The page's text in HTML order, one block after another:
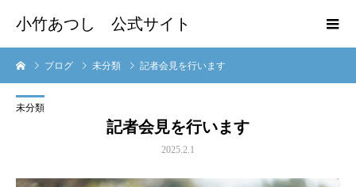
小竹あつし 公式サイト
ブログ 未分類 記者会見を行います
未分類
記者会見を行います
2025.2.1